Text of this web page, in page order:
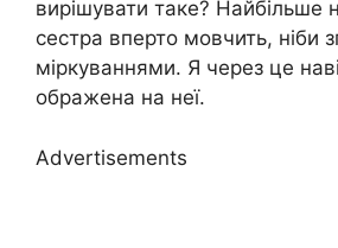
вирішувати таке? Найбільше
сестра вперто мовчить, ніби
міркуваннями. Я через це
ображена на неї.
Advertisements